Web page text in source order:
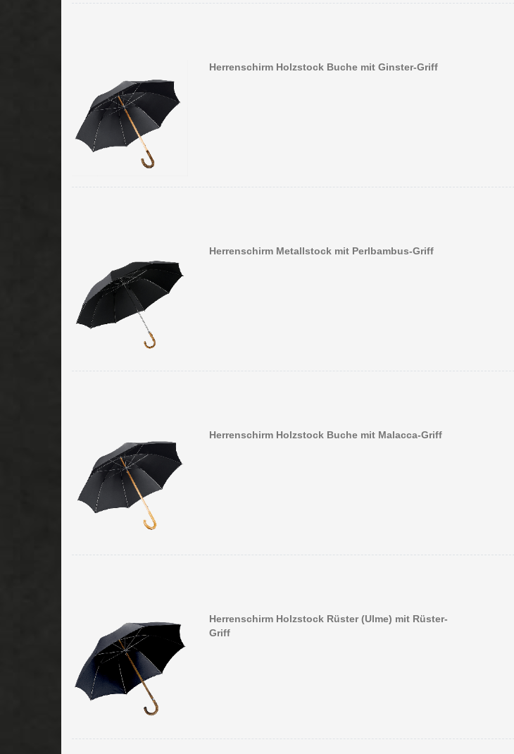
Herrenschirm Holzstock Buche mit Ginster-Griff
Herrenschirm Metallstock mit Perlbambus-Griff
Herrenschirm Holzstock Buche mit Malacca-Griff
Herrenschirm Holzstock Rüster (Ulme) mit Rüster-
Griff